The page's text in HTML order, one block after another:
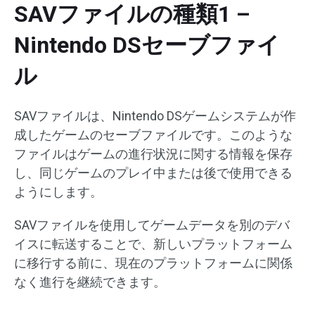
SAVファイルの種類1 –
Nintendo DSセーブファイ
ル
SAVファイルは、Nintendo DSゲームシステムが作
成したゲームのセーブファイルです。このような
ファイルはゲームの進行状況に関する情報を保存
し、同じゲームのプレイ中または後で使用できる
ようにします。
SAVファイルを使用してゲームデータを別のデバ
イスに転送することで、新しいプラットフォーム
に移行する前に、現在のプラットフォームに関係
なく進行を継続できます。